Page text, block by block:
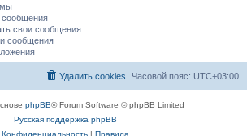
сообщения
свои сообщения
сообщения
Часовой пояс: UTC+03:00
Удалить cookies
phpBB® Forum Software © phpBB Limited
Русская поддержка phpBB
Конфиденциальность| Правила